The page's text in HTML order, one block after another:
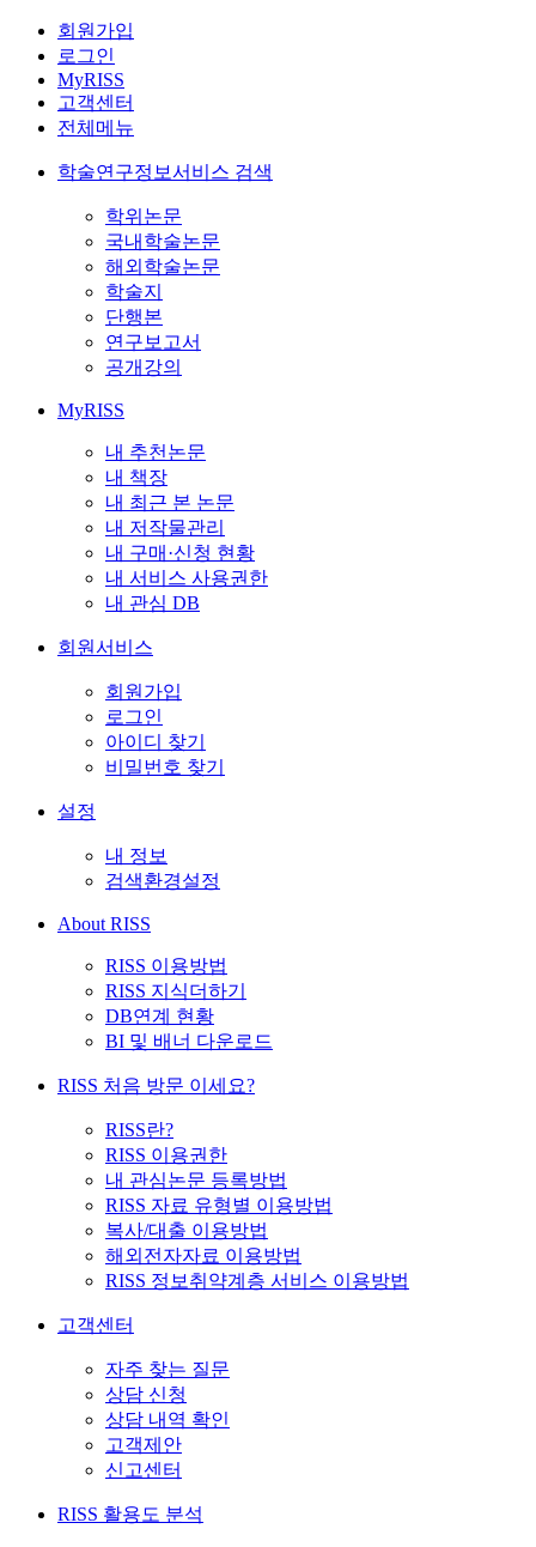
회원가입
로그인
MyRISS
고객센터
전체메뉴
학술연구정보서비스 검색
학위논문
국내학술논문
해외학술논문
학술지
단행본
연구보고서
공개강의
MyRISS
내 추천논문
내 책장
내 최근 본 논문
내 저작물관리
내 구매·신청 현황
내 서비스 사용권한
내 관심 DB
회원서비스
회원가입
로그인
아이디 찾기
비밀번호 찾기
설정
내 정보
검색환경설정
About RISS
RISS 이용방법
RISS 지식더하기
DB연계 현황
BI 및 배너 다운로드
RISS 처음 방문 이세요?
RISS란?
RISS 이용권한
내 관심논문 등록방법
RISS 자료 유형별 이용방법
복사/대출 이용방법
해외전자자료 이용방법
RISS 정보취약계층 서비스 이용방법
고객센터
자주 찾는 질문
상담 신청
상담 내역 확인
고객제안
신고센터
RISS 활용도 분석